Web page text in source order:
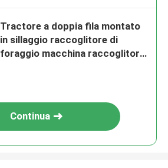
Tractore a doppia fila montato
in sillaggio raccoglitore di
foraggio macchina raccoglitore
Continua